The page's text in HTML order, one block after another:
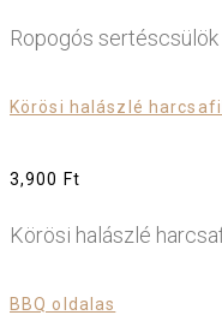
Ropogós sertéscsülök
Körösi halászlé
3,900 Ft
Körösi halászlé
BBQ oldalas